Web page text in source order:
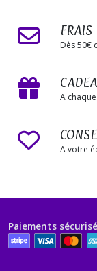
FRAIS
Dès 50€
A
A votre
Paiements